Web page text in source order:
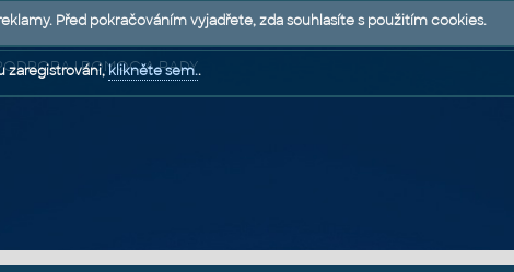
| POMOC A RADY
Před pokračováním vyjadřete, zda souhlasíte s použitím cookies.
zaregistrováni,klikněte sem..